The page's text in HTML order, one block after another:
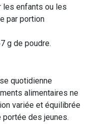
les enfants ou les
par portion
g de poudre.
quotidienne
alimentaires ne
variée et équilibrée
portée des jeunes.